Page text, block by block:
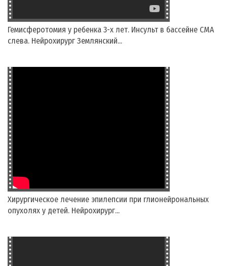
Гемисферотомия у ребенка 3-х лет. Инсульт в бассейне СМА
слева. Нейрохирург Землянский...
Хирургическое лечение эпилепсии при глионейрональных
опухолях у детей. Нейрохирург...